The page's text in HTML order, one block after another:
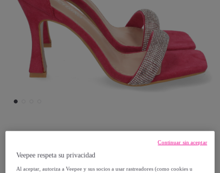
Sandalia de Tacón con Cierre de Hebilla
Veepee respeta su privacidad
Al aceptar, autoriza a Veepee y sus socios a usar rastreadores (como cookies u
Continuar sin aceptar